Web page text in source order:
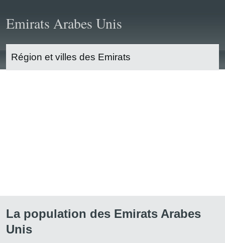
Emirats Arabes Unis
Région et villes des Emirats
La population des Emirats Arabes
Unis